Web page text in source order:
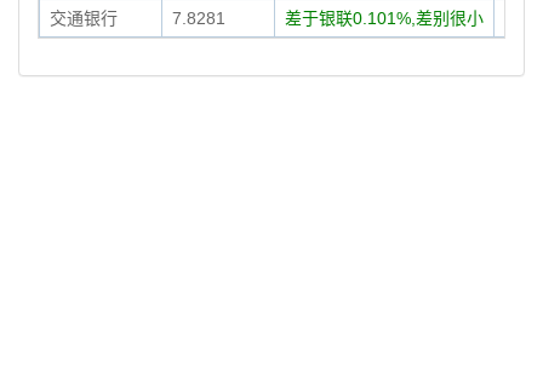
交通银行
7.8281 差于银联0.101%,差别很小